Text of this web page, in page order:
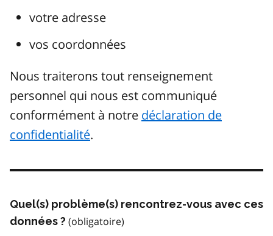
votre adresse
vos coordonnées
Nous traiterons tout renseignement
personnel qui nous est communiqué
conformément à notre déclaration de
confidentialité.
Quel(s) problème(s) rencontrez-vous avec ces
données ?